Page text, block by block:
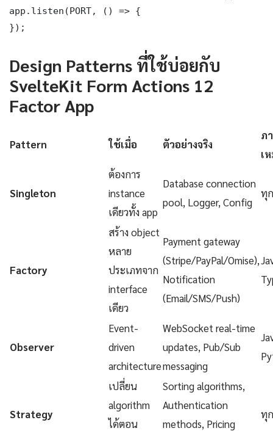
app.listen(PORT, () => {
});
Design Patterns ที่ใช้บ่อยกับ
SvelteKit Form Actions 12
Factor App
Pattern ใช้เมื่อ ตัวอย่างจริง
ภ
เ
Singleton
ต้องการ
instance
เดียวทั้ง app
Database connection
pool, Logger, Config
ทุ
Factory
สร้าง object
หลาย
ประเภทจาก
interface
เดียว
Payment gateway
(Stripe/PayPal/Omise),
Notification
(Email/SMS/Push)
Observer
Event-
driven
architecture
WebSocket real-time
updates, Pub/Sub
messaging
Strategy
เปลี่ยน
algorithm
ได้ตอน
Sorting algorithms,
Authentication
methods, Pricing
ทุ